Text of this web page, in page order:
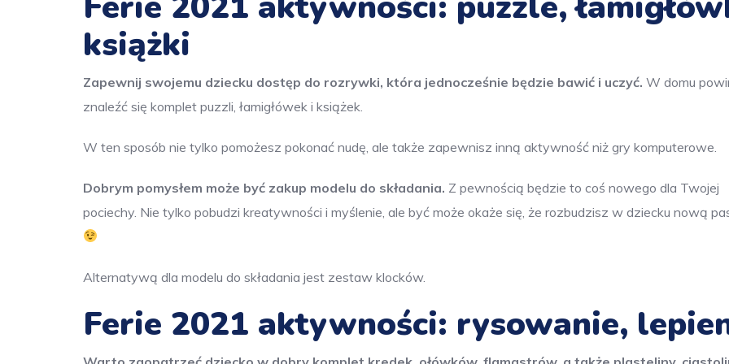
książki
Zapewnij swojemu dziecku dostęp do rozrywki, która jednocześnie będzie bawić i uczyć. W domu
znaleźć się komplet puzzli, łamigłówek i książek.
W ten sposób nie tylko pomożesz pokonać nudę, ale także zapewnisz inną aktywność niż gry komputerowe.
Dobrym pomysłem może być zakup modelu do składania. Z pewnością będzie to coś nowego dla Twojej
pociechy. Nie tylko pobudzi kreatywności i myślenie, ale być może okaże się, że rozbudzisz w dziecku nową
Alternatywą dla modelu do składania jest zestaw klocków.
Ferie 2021 aktywności: rysowanie,